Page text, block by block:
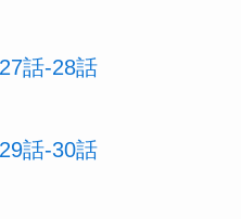
話-28話
話-30話